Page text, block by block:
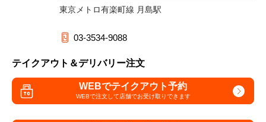
東京メトロ有楽町線 月島駅
03-3534-9088
テイクアウト＆デリバリー注文
WEBでテイクアウト予約
WEBで注文して店舗でお受け取りできます